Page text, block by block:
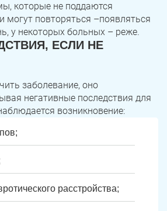
которые не поддаются
могут повторяться –появляться
у некоторых больных – реже.
ЕСЛИ НЕ
заболевание, оно
негативные последствия для
возникновение:
расстройства;